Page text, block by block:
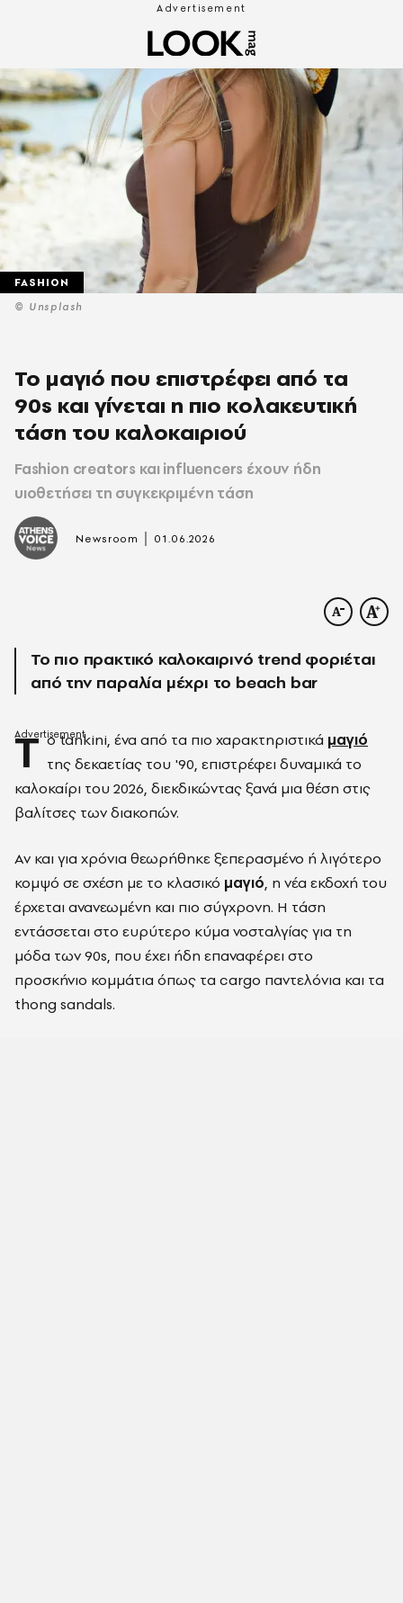
© Unsplash
FASHION
Το μαγιό που επιστρέφει από τα
90s και γίνεται η πιο κολακευτική
τάση του καλοκαιριού
Fashion creators και influencers έχουν ήδη
υιοθετήσει τη συγκεκριμένη τάση
Newsroom 01.06.2026
Το πιο πρακτικό καλοκαιρινό trend φοριέται
από την παραλία μέχρι το beach bar
Τ ο tankini, ένα από τα πιο χαρακτηριστικά μαγιό
της δεκαετίας του '90, επιστρέφει δυναμικά το
καλοκαίρι του 2026, διεκδικώντας ξανά μια θέση στις
βαλίτσες των διακοπών.
Αν και για χρόνια θεωρήθηκε ξεπερασμένο ή λιγότερο
κομψό σε σχέση με το κλασικό μαγιό, η νέα εκδοχή του
έρχεται ανανεωμένη και πιο σύγχρονη. Η τάση
εντάσσεται στο ευρύτερο κύμα νοσταλγίας για τη
μόδα των 90s, που έχει ήδη επαναφέρει στο
προσκήνιο κομμάτια όπως τα cargo παντελόνια και τα
thong sandals.